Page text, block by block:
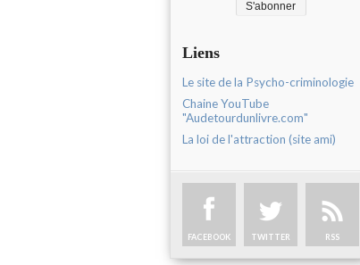
Liens
Le site de la Psycho-criminologie
Chaine YouTube
"Audetourdunlivre.com"
La loi de l'attraction (site ami)
FACEBOOK TWITTER RSS